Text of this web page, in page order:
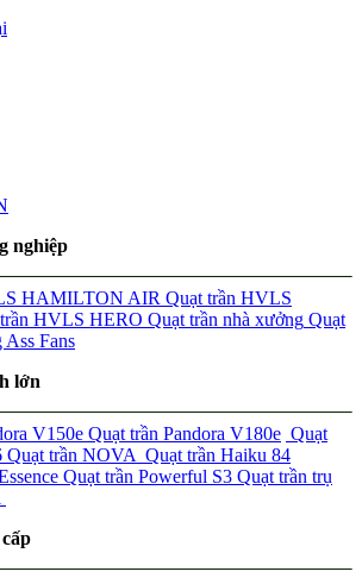
nghiệp
HAMILTON AIR Quạt trần HVLS
HVLS HERO Quạt trần nhà xưởng Quạt
Fans
lớn
V150e Quạt trần Pandora V180e Quạt
Quạt trần NOVA Quạt trần Haiku 84
Quạt trần Powerful S3 Quạt trần trụ